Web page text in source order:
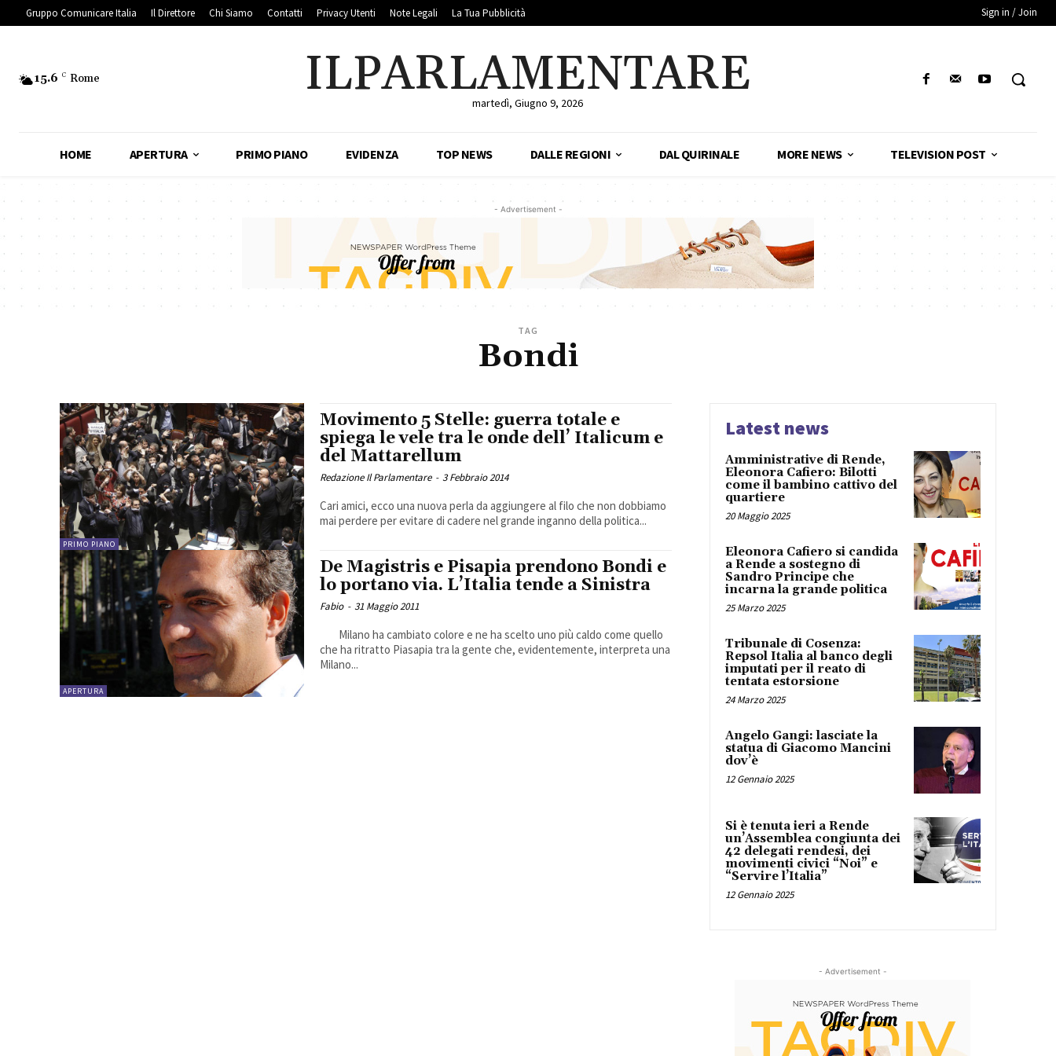
Gruppo Comunicare Italia Il Direttore Chi Siamo Contatti Privacy Utenti Note Legali La Tua Pubblicità Sign in / Join
15.6 C Rome ILPARLAMENTARE
martedì, Giugno 9, 2026
HOME APERTURA PRIMO PIANO EVIDENZA TOP NEWS DALLE REGIONI DAL QUIRINALE MORE NEWS TELEVISION POST
- Advertisement -
TAG
Bondi
PRIMO PIANO
Movimento 5 Stelle: guerra totale e
spiega le vele tra le onde dell’ Italicum e
del Mattarellum
Redazione Il Parlamentare - 3 Febbraio 2014
Cari amici, ecco una nuova perla da aggiungere al filo che non dobbiamo
mai perdere per evitare di cadere nel grande inganno della politica...
APERTURA
De Magistris e Pisapia prendono Bondi e
lo portano via. L’Italia tende a Sinistra
Fabio - 31 Maggio 2011
che ha ritratto Piasapia tra la gente che, evidentemente, interpreta una
Milano...
Latest news
Amministrative di Rende,
Eleonora Cafiero: Bilotti
come il bambino cattivo del
quartiere
20 Maggio 2025
Eleonora Cafiero si candida
a Rende a sostegno di
Sandro Principe che
incarna la grande politica
25 Marzo 2025
Tribunale di Cosenza:
Repsol Italia al banco degli
imputati per il reato di
tentata estorsione
24 Marzo 2025
Angelo Gangi: lasciate la
statua di Giacomo Mancini
dov’è
12 Gennaio 2025
Si è tenuta ieri a Rende
un’Assemblea congiunta dei
42 delegati rendesi, dei
movimenti civici “Noi” e
“Servire l’Italia”
12 Gennaio 2025
- Advertisement -